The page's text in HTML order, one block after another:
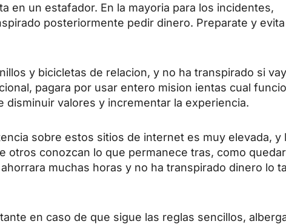
en un estafador. En la mayoria para los incidentes,
posteriormente pedir dinero. Preparate y
y bicicletas de relacion, y no ha transpirado si
pagara por usar entero mision ientas cual
valores y incrementar la experiencia.
sobre estos sitios de internet es muy elevada, y
otros conozcan lo que permanece tras, como
muchas horas y no ha transpirado dinero lo
en caso de que sigue las reglas sencillos,